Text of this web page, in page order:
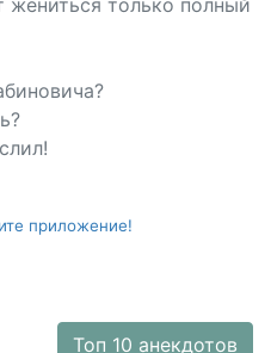
только полный
приложение!
Топ 10 анекдотов